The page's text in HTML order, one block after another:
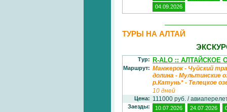
04.09.2026
ТУРЫ НА АЛТАЙ
Тур: R-ALO :: АЛТАЙСКОЕ
Маршрут: Манжерок - Чуйский
долина - Мультинские
р.Катунь* - Телецкое
10 дней
Цена: 111000 руб. /
Заезды: 10.07.2026 24.07.2026